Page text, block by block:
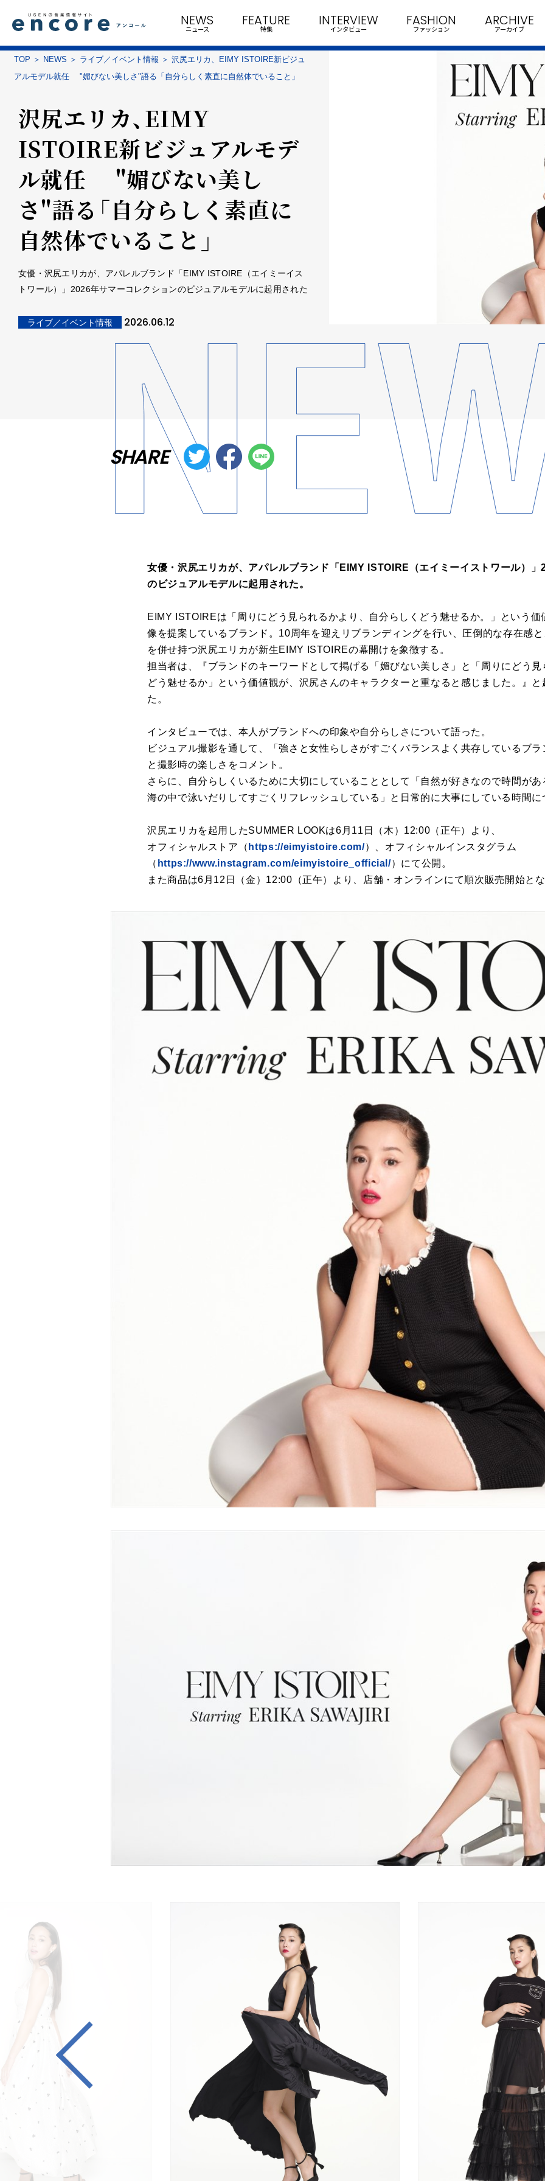
NEWS
ニュース
FEATURE
特集
INTERVIEW
インタビュー
FASHION
ファッション
ARCHIVE
アーカイブ
TOP NEWS ライブ／イベント情報
沢尻エリカ、EIMY ISTOIRE新ビジュ
アルモデル就任 "媚びない美しさ"語る「自分らしく素直に自然体でいること」
沢尻エリカ、EIMY
ISTOIRE新ビジュアルモデ
ル就任 "媚びない美し
さ"語る「自分らしく素直に
自然体でいること」
女優・沢尻エリカが、アパレルブランド「EIMY ISTOIRE（エイミーイス
トワール）」2026年サマーコレクションのビジュアルモデルに起用された
ライブ／イベント情報 2026.06.12
SHARE
女優・沢尻エリカが、アパレルブランド「EIMY ISTOIRE（エイミーイストワール）
のビジュアルモデルに起用された。
EIMY ISTOIREは「周りにどう見られるかより、自分らしくどう魅せるか。」という
像を提案しているブランド。10周年を迎えリブランディングを行い、圧倒的な存在感
を併せ持つ沢尻エリカが新生EIMY ISTOIREの幕開けを象徴する。
担当者は、『ブランドのキーワードとして掲げる「媚びない美しさ」と「周りにどう
どう魅せるか」という価値観が、沢尻さんのキャラクターと重なると感じました。』
た。
インタビューでは、本人がブランドへの印象や自分らしさについて語った。
ビジュアル撮影を通して、「強さと女性らしさがすごくバランスよく共存しているブ
と撮影時の楽しさをコメント。
さらに、自分らしくいるために大切にしていることとして「自然が好きなので時間が
海の中で泳いだりしてすごくリフレッシュしている」と日常的に大事にしている時間
沢尻エリカを起用したSUMMER LOOKは6月11日（木）12:00（正午）より、
オフィシャルストア（ https://eimyistoire.com/）、オフィシャルインスタグラム
（ https://www.instagram.com/eimyistoire_official/）にて公開。
また商品は6月12日（金）12:00（正午）より、店舗・オンラインにて順次販売開始と